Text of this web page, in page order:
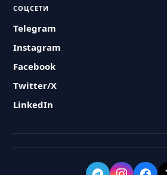
СОЦСЕТИ
Telegram
Instagram
Facebook
Twitter/X
LinkedIn